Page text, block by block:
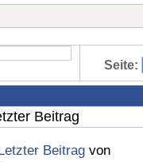
Seite:
Beitrag
Beitrag von